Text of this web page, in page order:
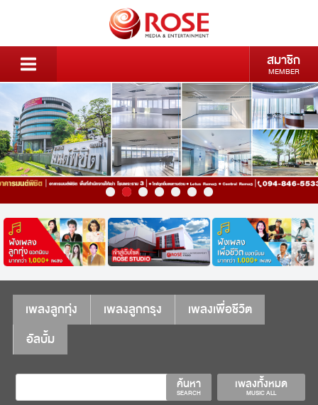
สมาชิก
MEMBER
เพลงลูกทุ่ง เพลงลูกกรุง
เพลงเพื่อชีวิต
อัลบั้ม
เพลงทั้งหมด
MUSIC ALL
ค้นหา
SEARCH